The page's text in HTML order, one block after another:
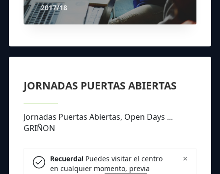
2017/18
JORNADAS PUERTAS ABIERTAS
Jornadas Puertas Abiertas, Open Days ...
GRIÑON
×
Recuerda!Puedes visitar el centro
en cualquier momento, previa